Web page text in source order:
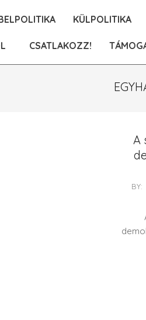
KÜLPOLITIKA
CSATLAKOZZ!
A
2022-
BY: